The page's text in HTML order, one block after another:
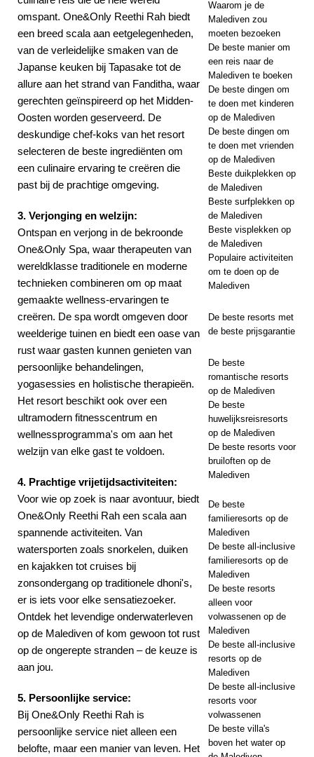
omspant. One&Only Reethi Rah biedt
een breed scala aan eetgelegenheden,
van de verleidelijke smaken van de
Japanse keuken bij Tapasake tot de
allure aan het strand van Fanditha, waar
gerechten geïnspireerd op het Midden-
Oosten worden geserveerd. De
deskundige chef-koks van het resort
selecteren de beste ingrediënten om
een culinaire ervaring te creëren die
past bij de prachtige omgeving.
3. Verjonging en welzijn:
Ontspan en verjong in de bekroonde
One&Only Spa, waar therapeuten van
wereldklasse traditionele en moderne
technieken combineren om op maat
gemaakte wellness-ervaringen te
creëren. De spa wordt omgeven door
weelderige tuinen en biedt een oase van
rust waar gasten kunnen genieten van
persoonlijke behandelingen,
yogasessies en holistische therapieën.
Het resort beschikt ook over een
ultramodern fitnesscentrum en
wellnessprogramma's om aan het
welzijn van elke gast te voldoen.
4. Prachtige vrijetijdsactiviteiten:
Voor wie op zoek is naar avontuur, biedt
One&Only Reethi Rah een scala aan
spannende activiteiten. Van
watersporten zoals snorkelen, duiken
en kajakken tot cruises bij
zonsondergang op traditionele dhoni's,
er is iets voor elke sensatiezoeker.
Ontdek het levendige onderwaterleven
op de Malediven of kom gewoon tot rust
op de ongerepte stranden – de keuze is
aan jou.
5. Persoonlijke service:
Bij One&Only Reethi Rah is
persoonlijke service niet alleen een
belofte, maar een manier van leven. Het
Waarom je de
Malediven zou
moeten bezoeken
De beste manier om
een reis naar de
Malediven te boeken
De beste dingen om
te doen met kinderen
op de Malediven
De beste dingen om
te doen met vrienden
op de Malediven
Beste duikplekken op
de Malediven
Beste surfplekken op
de Malediven
Beste visplekken op
de Malediven
Populaire activiteiten
om te doen op de
Malediven
De beste resorts met
de beste prijsgarantie
De beste
romantische resorts
op de Malediven
De beste
huwelijksreisresorts
op de Malediven
De beste resorts voor
bruiloften op de
Malediven
De beste
familieresorts op de
Malediven
De beste all-inclusive
familieresorts op de
Malediven
De beste resorts
alleen voor
volwassenen op de
Malediven
De beste all-inclusive
resorts op de
Malediven
De beste all-inclusive
resorts voor
volwassenen
De beste villa's
boven het water op